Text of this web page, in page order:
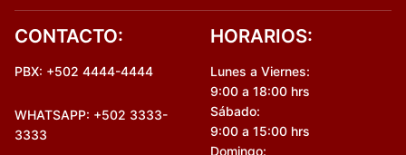
CONTACTO:
PBX: +502 4444-4444
WHATSAPP: +502 3333-
3333
HORARIOS:
Lunes a Viernes:
9:00 a 18:00 hrs
Sábado:
9:00 a 15:00 hrs
Domingo: